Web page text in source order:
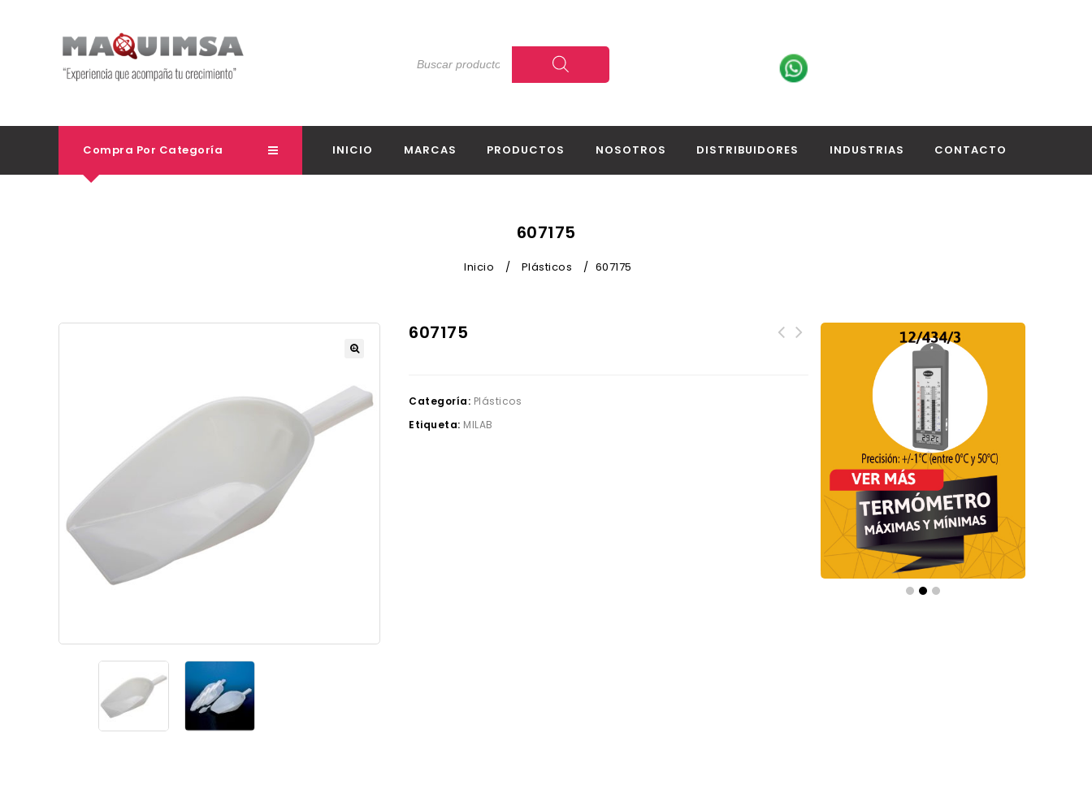
Compra Por Categoría INICIO MARCAS PRODUCTOS NOSOTROS DISTRIBUIDORES INDUSTRIAS CONTACTO
607175
Inicio / Plásticos / 607175
607175
Categoría: Plásticos
Etiqueta: MILAB